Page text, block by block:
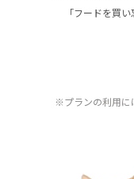
「フードを買
※プランの利用に